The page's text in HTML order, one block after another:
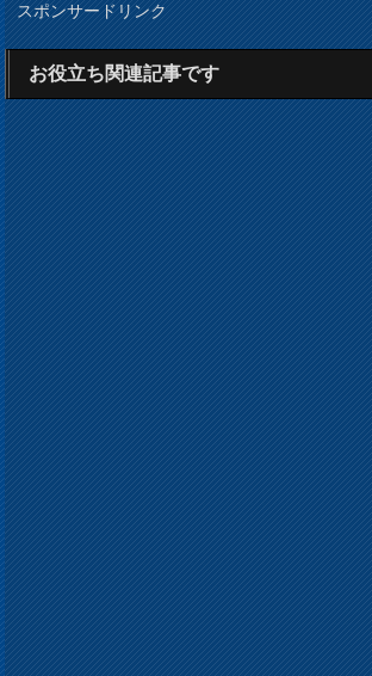
スポンサードリンク
お役立ち関連記事です